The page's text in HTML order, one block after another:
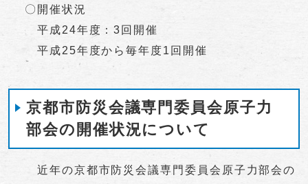
〇開催状況
平成24年度：3回開催
平成25年度から毎年度1回開催
京都市防災会議専門委員会原子力
部会の開催状況について
近年の京都市防災会議専門委員会原子力部会の